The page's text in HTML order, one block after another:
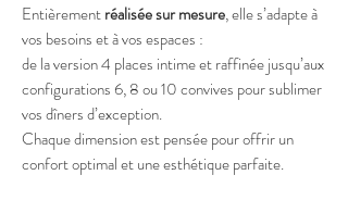
Entièrementréalisée sur mesure, elle s’adapte à
vos besoins et à vos espaces :
de la version 4 places intime et raffinée jusqu’aux
configurations 6, 8 ou 10 convives pour sublimer
vos dîners d’exception.
Chaque dimension est pensée pour offrir un
confort optimal et une esthétique parfaite.